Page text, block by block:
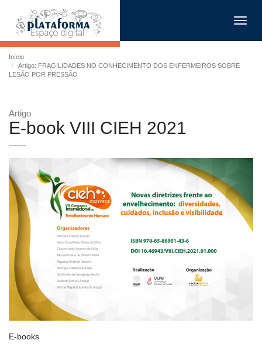
Início
Artigo: FRAGILIDADES NO CONHECIMENTO DOS ENFERMEIROS SOBRE
LESÃO POR PRESSÃO
Artigo
E-book VIII CIEH 2021
E-books